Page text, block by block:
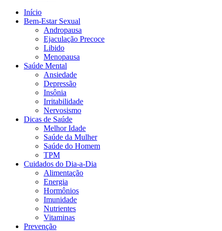
Início
Bem-Estar Sexual
Andropausa
Ejaculação Precoce
Libido
Menopausa
Saúde Mental
Ansiedade
Depressão
Insônia
Irritabilidade
Nervosismo
Dicas de Saúde
Melhor Idade
Saúde da Mulher
Saúde do Homem
TPM
Cuidados do Dia-a-Dia
Alimentação
Energia
Hormônios
Imunidade
Nutrientes
Vitaminas
Prevenção